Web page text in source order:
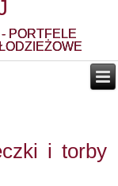
PORTFELE
i torby